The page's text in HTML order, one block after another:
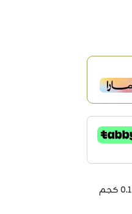
0.1 كجم